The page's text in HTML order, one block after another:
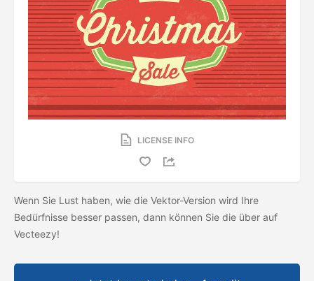
LICENSE INFO
Wenn Sie Lust haben, wie die Vektor-Version wird Ihre
Bedürfnisse besser passen, dann können Sie die über auf
Vecteezy!